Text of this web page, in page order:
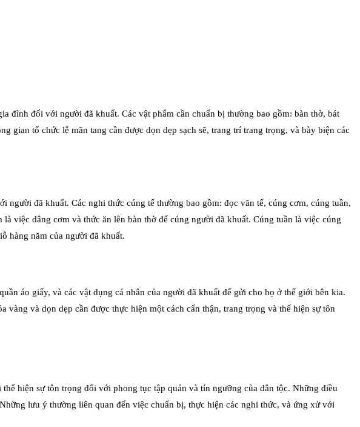
đình đối với người đã khuất. Các vật phẩm cần chuẩn bị thường bao gồm: bàn thờ, bát
gian tổ chức lễ mãn tang cần được dọn dẹp sạch sẽ, trang trí trang trọng, và bày biện các
đã khuất. Các nghi thức cúng tế thường bao gồm: đọc văn tế, cúng cơm, cúng tuần,
việc dâng cơm và thức ăn lên bàn thờ để cúng người đã khuất. Cúng tuần là việc cúng
hàng năm của người đã khuất.
áo giấy, và các vật dụng cá nhân của người đã khuất để gửi cho họ ở thế giới bên kia.
và dọn dẹp cần được thực hiện một cách cẩn thận, trang trọng và thể hiện sự tôn
hiện sự tôn trọng đối với phong tục tập quán và tín ngưỡng của dân tộc. Những điều
lưu ý thường liên quan đến việc chuẩn bị, thực hiện các nghi thức, và ứng xử với